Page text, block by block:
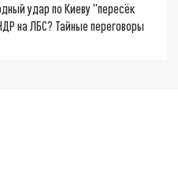
удар по Киеву "пересёк
на ЛБС? Тайные переговоры